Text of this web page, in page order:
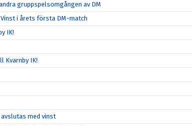
gruppspelsomgången av DM
i årets första DM-match
IK!
Kvarnby IK!
avslutas med vinst